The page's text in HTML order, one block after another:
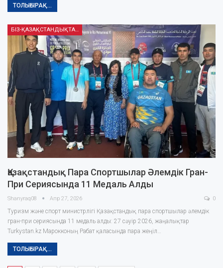
ТОЛЫҒЫРАҚ...
БІЗ-ҚАЗАҚСТАНДЫҚТАРМЫЗ
Қазақстандық Пара Спортшылар Әлемдік Гран-
При Сериясында 11 Медаль Алды
Shanyraq08 Апр 27, 2026 0
Туризм және спорт министрлігі Қазақстандық пара спортшылар әлемдік
гран-при сериясында 11 медаль алды: 27 сәуір 2026, жаңалықтар
Turkystan.kz Марокконың Рабат қаласында пара жеңіл…
ТОЛЫҒЫРАҚ...